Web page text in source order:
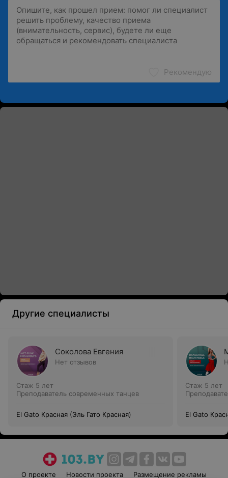
Рекомендую
Другие специалисты
Соколова Евгения
Нет отзывов
Стаж 5 лет
Преподаватель современных танцев
El Gato Красная (Эль Гато Красная)
Стаж 5 лет
El Gato
О проекте Новости проекта Размещение рекламы